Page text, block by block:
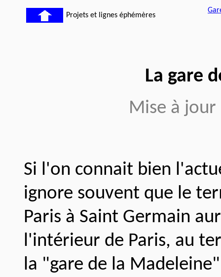
Projets et lignes éphémères
La gare
Mise à
Si l'on connait bien
ignore souvent que le
Paris à Saint Germain
l'intérieur de Paris, au
la "gare de la